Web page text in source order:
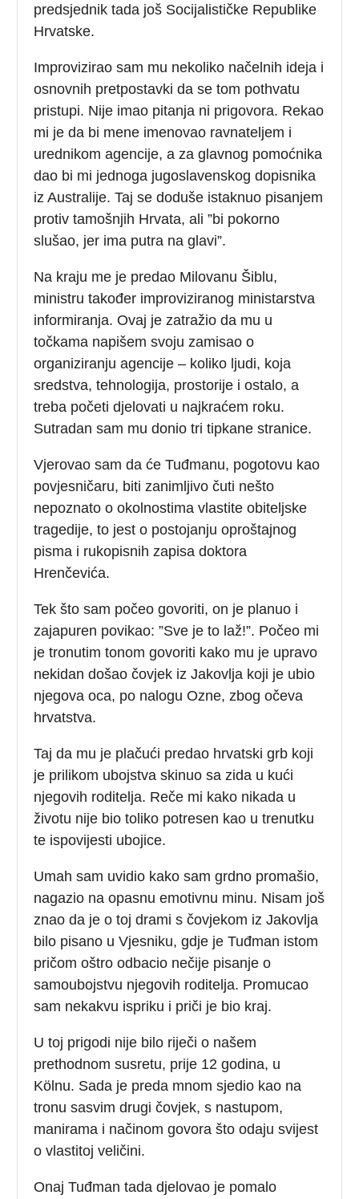
predsjednik tada još Socijalističke Republike
Hrvatske.
Improvizirao sam mu nekoliko načelnih ideja i
osnovnih pretpostavki da se tom pothvatu
pristupi. Nije imao pitanja ni prigovora. Rekao
mi je da bi mene imenovao ravnateljem i
urednikom agencije, a za glavnog pomoćnika
dao bi mi jednoga jugoslavenskog dopisnika
iz Australije. Taj se doduše istaknuo pisanjem
protiv tamošnjih Hrvata, ali ”bi pokorno
slušao, jer ima putra na glavi”.
Na kraju me je predao Milovanu Šiblu,
ministru također improviziranog ministarstva
informiranja. Ovaj je zatražio da mu u
točkama napišem svoju zamisao o
organiziranju agencije – koliko ljudi, koja
sredstva, tehnologija, prostorije i ostalo, a
treba početi djelovati u najkraćem roku.
Sutradan sam mu donio tri tipkane stranice.
Vjerovao sam da će Tuđmanu, pogotovu kao
povjesničaru, biti zanimljivo čuti nešto
nepoznato o okolnostima vlastite obiteljske
tragedije, to jest o postojanju oproštajnog
pisma i rukopisnih zapisa doktora
Hrenčevića.
Tek što sam počeo govoriti, on je planuo i
zajapuren povikao: ”Sve je to laž!”. Počeo mi
je tronutim tonom govoriti kako mu je upravo
nekidan došao čovjek iz Jakovlja koji je ubio
njegova oca, po nalogu Ozne, zbog očeva
hrvatstva.
Taj da mu je plačući predao hrvatski grb koji
je prilikom ubojstva skinuo sa zida u kući
njegovih roditelja. Reče mi kako nikada u
životu nije bio toliko potresen kao u trenutku
te ispovijesti ubojice.
Umah sam uvidio kako sam grdno promašio,
nagazio na opasnu emotivnu minu. Nisam još
znao da je o toj drami s čovjekom iz Jakovlja
bilo pisano u Vjesniku, gdje je Tuđman istom
pričom oštro odbacio nečije pisanje o
samoubojstvu njegovih roditelja. Promucao
sam nekakvu ispriku i priči je bio kraj.
U toj prigodi nije bilo riječi o našem
prethodnom susretu, prije 12 godina, u
Kölnu. Sada je preda mnom sjedio kao na
tronu sasvim drugi čovjek, s nastupom,
manirama i načinom govora što odaju svijest
o vlastitoj veličini.
Onaj Tuđman tada djelovao je pomalo